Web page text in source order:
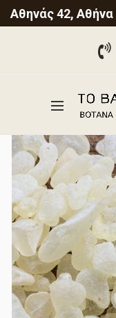
Αθηνάς 42, Αθήνα